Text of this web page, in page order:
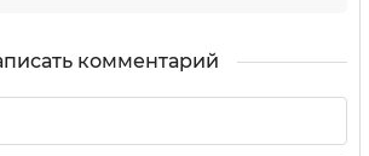
комментарий